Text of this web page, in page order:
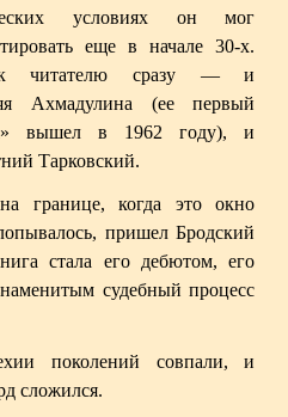
условиях он мог
еще в начале 30-х.
читателю сразу — и
Ахмадулина (ее первый
вышел в 1962 году), и
Тарковский.
когда это окно
пришел Бродский
стала его дебютом, его
судебный процесс
совпали, и
сложился.